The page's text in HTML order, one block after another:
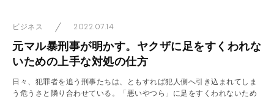
ビジネス 2022.07.14
元マル暴刑事が明かす。ヤクザに足をすくわれな
いための上手な対処の仕方
日々、犯罪者を追う刑事たちは、ともすれば犯人側へ引き込まれてしま
う危うさと隣り合わせている。「悪いやつら」に足をすくわれないため